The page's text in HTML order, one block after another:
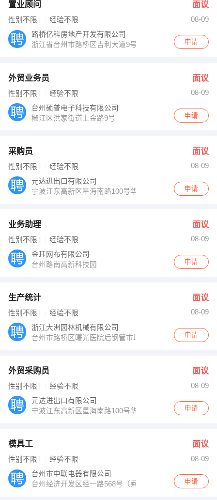
置业顾问 面议
性别不限 经验不限
08-09
路桥亿科房地产开发有限公司
浙江省台州市路桥区吉利大道9号
申请
外贸业务员 面议
性别不限 经验不限
08-09
台州硕普电子科技有限公司
椒江区洪家街道上金路9号
申请
采购员 面议
性别不限 经验不限
08-09
元达进出口有限公司
宁波江东高新区星海南路100号华商大厦14楼
申请
业务助理 面议
性别不限 经验不限
08-09
金珏网布有限公司
台州路南高新科技园
申请
生产统计 面议
性别不限 经验不限
08-09
浙江大洲园林机械有限公司
台州市路桥区曙光医院后钢管市场附近
申请
外贸采购员 面议
性别不限 经验不限
08-09
元达进出口有限公司
宁波江东高新区星海南路100号华商大厦14楼
申请
模具工 面议
性别不限 经验不限
08-09
台州市中联电器有限公司
台州经济开发区经一路568号（乘901公交三官堂下）
申请